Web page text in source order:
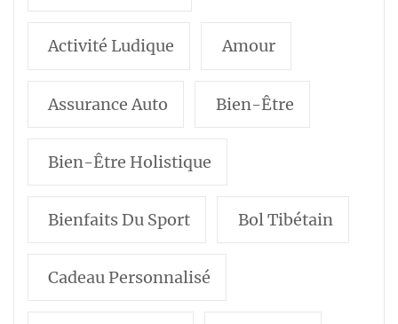
Activité Ludique Amour
Assurance Auto Bien-Être
Bien-Être Holistique
Bienfaits Du Sport Bol Tibétain
Cadeau Personnalisé